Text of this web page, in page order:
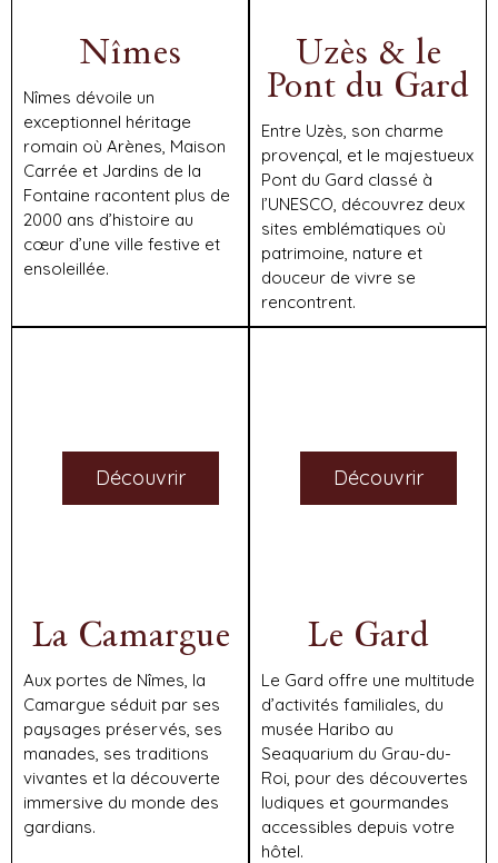
Nîmes
Nîmes dévoile un
exceptionnel héritage
romain où Arènes, Maison
Carrée et Jardins de la
Fontaine racontent plus de
2000 ans d’histoire au
cœur d’une ville festive et
ensoleillée.
Uzès & le
Pont du Gard
Entre Uzès, son charme
provençal, et le majestueux
Pont du Gard classé à
l’UNESCO, découvrez deux
sites emblématiques où
patrimoine, nature et
douceur de vivre se
rencontrent.
Découvrir
La Camargue
Aux portes de Nîmes, la
Camargue séduit par ses
paysages préservés, ses
manades, ses traditions
vivantes et la découverte
immersive du monde des
gardians.
Découvrir
Le Gard
Le Gard offre une multitude
d’activités familiales, du
musée Haribo au
Seaquarium du Grau-du-
Roi, pour des découvertes
ludiques et gourmandes
accessibles depuis votre
hôtel.